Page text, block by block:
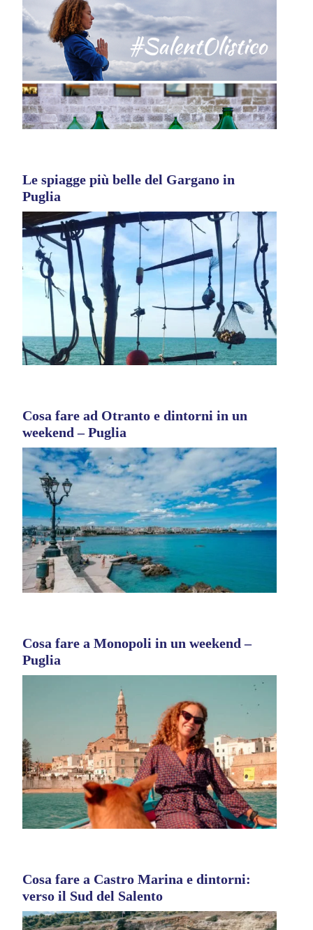
Le spiagge più belle del Gargano in
Puglia
Cosa fare ad Otranto e dintorni in un
weekend – Puglia
Cosa fare a Monopoli in un weekend –
Puglia
Cosa fare a Castro Marina e dintorni:
verso il Sud del Salento